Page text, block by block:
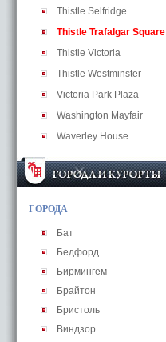
Thistle Selfridge
Thistle Trafalgar Square
Thistle Victoria
Thistle Westminster
Victoria Park Plaza
Washington Mayfair
Waverley House
ГОРОДА
Бат
Бедфорд
Бирмингем
Брайтон
Бристоль
Виндзор